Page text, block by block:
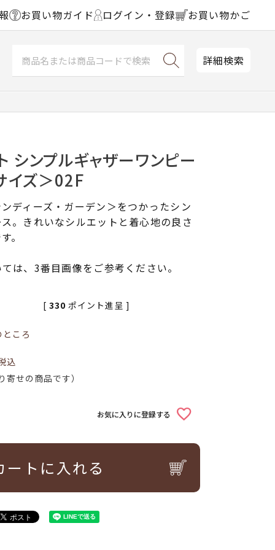
お買い物ガイド ログイン・登録 お買い物かご
詳細検索
シンプルギャザーワンピー
イズ＞02F
ディーズ・ガーデン＞をつかったシン
。きれいなシルエットと着心地の良さ
。
は、3番目画像をご参考ください。
ところ
込
[ 330 ポイント進呈 ]
せの商品です）
お気に入りに登録する
ートに入れる